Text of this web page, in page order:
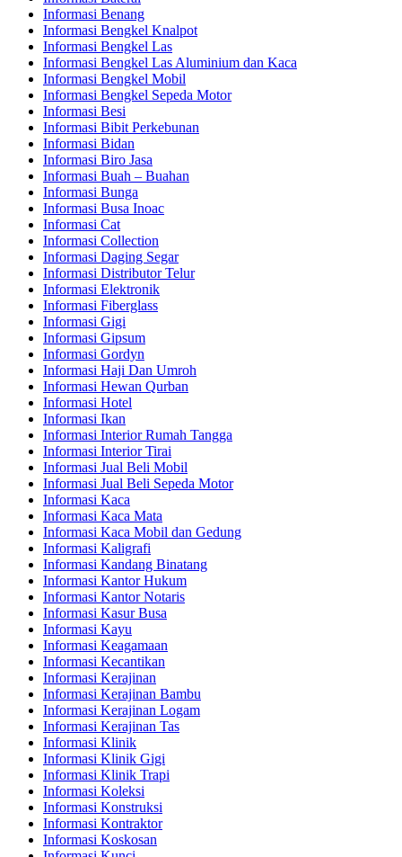
Informasi Benang
Informasi Bengkel Knalpot
Informasi Bengkel Las
Informasi Bengkel Las Aluminium dan Kaca
Informasi Bengkel Mobil
Informasi Bengkel Sepeda Motor
Informasi Besi
Informasi Bibit Perkebunan
Informasi Bidan
Informasi Biro Jasa
Informasi Buah – Buahan
Informasi Bunga
Informasi Busa Inoac
Informasi Cat
Informasi Collection
Informasi Daging Segar
Informasi Distributor Telur
Informasi Elektronik
Informasi Fiberglass
Informasi Gigi
Informasi Gipsum
Informasi Gordyn
Informasi Haji Dan Umroh
Informasi Hewan Qurban
Informasi Hotel
Informasi Ikan
Informasi Interior Rumah Tangga
Informasi Interior Tirai
Informasi Jual Beli Mobil
Informasi Jual Beli Sepeda Motor
Informasi Kaca
Informasi Kaca Mata
Informasi Kaca Mobil dan Gedung
Informasi Kaligrafi
Informasi Kandang Binatang
Informasi Kantor Hukum
Informasi Kantor Notaris
Informasi Kasur Busa
Informasi Kayu
Informasi Keagamaan
Informasi Kecantikan
Informasi Kerajinan
Informasi Kerajinan Bambu
Informasi Kerajinan Logam
Informasi Kerajinan Tas
Informasi Klinik
Informasi Klinik Gigi
Informasi Klinik Trapi
Informasi Koleksi
Informasi Konstruksi
Informasi Kontraktor
Informasi Koskosan